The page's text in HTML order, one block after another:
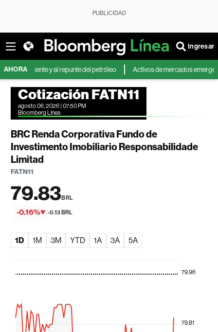
PUBLICIDAD
Ingresar
AHORA
Oriente y al repunte del petróleo Activos de mercados emergentes
Cotización FATN11
agosto 06, 2026 | 07:50 PM
Bloomberg Línea
BRC Renda Corporativa Fundo de
Investimento Imobiliario Responsabilidade
Limitad
FATN11
79.83BRL
-0.16% -0.13 BRL
1D 1M 3M YTD 1A 3A 5A
79.81
79.96